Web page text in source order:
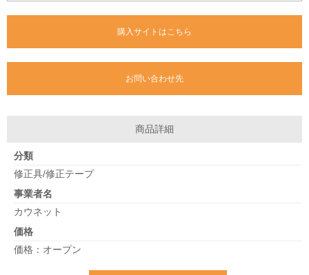
購入サイトはこちら
お問い合わせ先
商品詳細
分類
修正具/修正テープ
事業者名
カウネット
価格
価格：オープン